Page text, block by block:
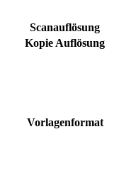
Scanauflösung
Kopie Auflösung
Vorlagenformat